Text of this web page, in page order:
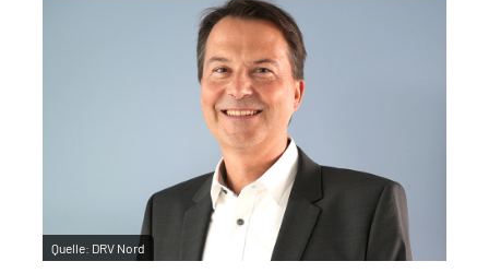
Quelle: DRV Nord